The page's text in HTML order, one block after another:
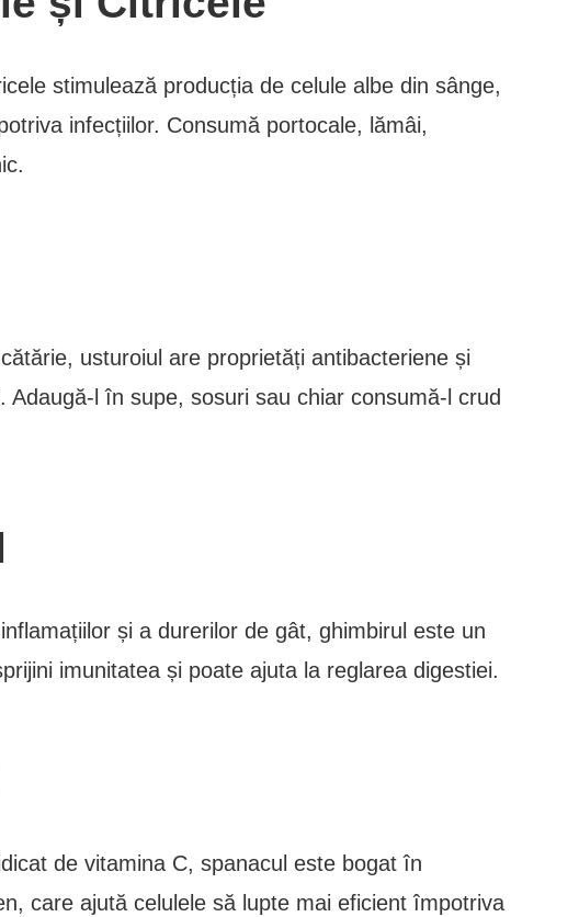
stimulează producția de celule albe din sânge,
infecțiilor. Consumă portocale, lămâi,
usturoiul are proprietăți antibacteriene și
Adaugă-l în supe, sosuri sau chiar consumă-l crud
și a durerilor de gât, ghimbirul este un
imunitatea și poate ajuta la reglarea digestiei.
de vitamina C, spanacul este bogat în
care ajută celulele să lupte mai eficient împotriva